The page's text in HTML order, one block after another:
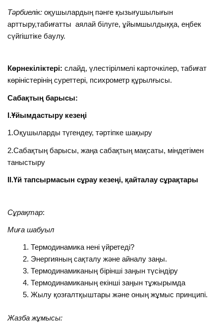
Тәрбиелік: оқушылардың пәнге қызығушылығын
арттыру,табиғатты аялай білуге, ұйымшылдыққа, еңбек
сүйгіштіке баулу.
Көрнекіліктері: слайд, үлестірілмелі карточкілер, табиғат
көріністерінің суреттері, психрометр құрылғысы.
Сабақтың барысы:
І.Ұйымдастыру кезеңі
1.Оқушыларды түгендеу, тәртіпке шақыру
2.Сабақтың барысы, жаңа сабақтың мақсаты, міндетімен
таныстыру
ІІ.Үй тапсырмасын сұрау кезеңі, қайталау сұрақтары
Сұрақтар:
Миға шабуыл
Термодинамика нені үйретеді?
Энергияның сақталу және айналу заңы.
Термодинамиканың бірінші заңын түсіндіру
Термодинамиканың екінші заңын тұжырымда
Жылу қозғалтқыштары және оның жұмыс принципі.
Жазба жұмысы: